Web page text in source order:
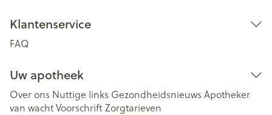
Klantenservice
FAQ
Uw apotheek
Over ons Nuttige links Gezondheidsnieuws Apotheker
van wachtVoorschriftZorgtarieven